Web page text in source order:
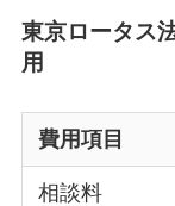
東京ロータス
用
費用項目
相談料